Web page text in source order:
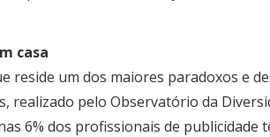
casa
reside um dos maiores paradoxos e
realizado pelo Observatório da
6% dos profissionais de publicidade